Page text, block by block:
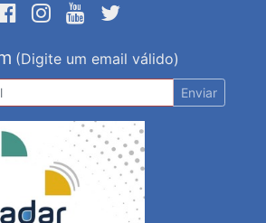
(Digite um email válido)
Enviar